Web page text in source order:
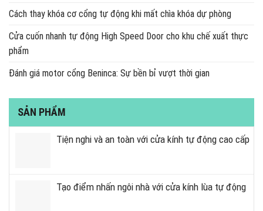
Cách thay khóa cơ cổng tự động khi mất chìa khóa dự phòng
Cửa cuốn nhanh tự động High Speed Door cho khu chế xuất thực
phẩm
Đánh giá motor cổng Beninca: Sự bền bỉ vượt thời gian
SẢN PHẨM
Tiện nghi và an toàn với cửa kính tự động cao cấp
Tạo điểm nhấn ngôi nhà với cửa kính lùa tự động